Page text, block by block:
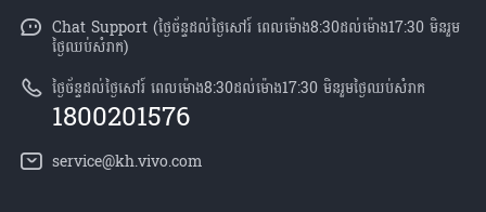
V50 Lite
បណ្តាហាងលក់
គ្រប់ម៉ូឌែល
Funtouch OS
ការផ្ទៀងផ្ទាត់ IMEI
ពិនិត្យតម្លៃគ្រឿងបន្លាស់
សេវាកម្មជួសជុលដោយដឹកយកទៅជូន
ព័ត៌មាន
អាជីពនៅ vivo
សេចក្តីជូនដំណឹងផ្លូវច្បាប់
អំពី​ពួក​យើង
Chat Support (ថ្ងៃច័ន្ទដល់ថ្ងៃសៅរ៍ ពេលម៉ោង8:30ដល់ម៉ោង17:30 មិនរួម
ថ្ងៃឈប់សំរាក)
ថ្ងៃច័ន្ទដល់ថ្ងៃសៅរ៍ ពេលម៉ោង8:30ដល់ម៉ោង17:30 មិនរួមថ្ងៃឈប់សំរាក
1800201576
service@kh.vivo.com